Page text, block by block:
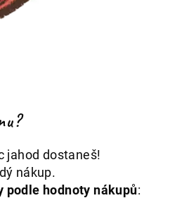
jahod dostaneš!
nákup.
podle hodnoty nákupů: